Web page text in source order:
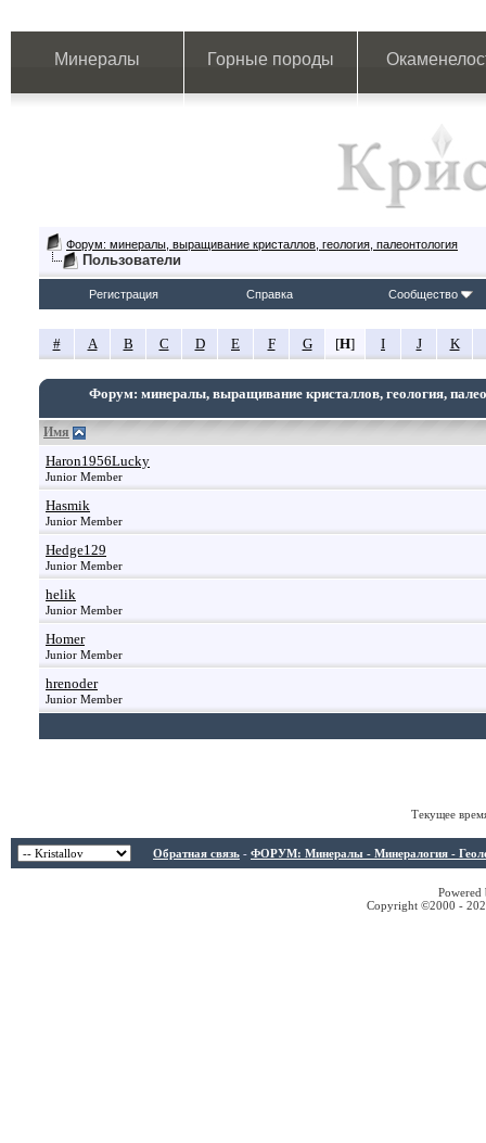
Минералы Горные породы
Форум: минералы, выращивание кристаллов, геология, палеонтология
Пользователи
Регистрация Справка Сообщество
# A B C D E F G [H] I J K
Форум: минералы, выращивание кристаллов, геология,
Имя
Haron1956Lucky
Junior Member
Hasmik
Junior Member
Hedge129
Junior Member
helik
Junior Member
Homer
Junior Member
hrenoder
Junior Member
Текущее
Обратная связь - ФОРУМ: Минералы - Минералогия -
Copyright ©2000 -